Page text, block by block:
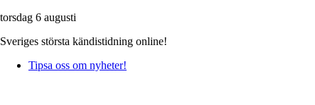
torsdag 6 augusti
Sveriges största kändistidning online!
Tipsa oss om nyheter!